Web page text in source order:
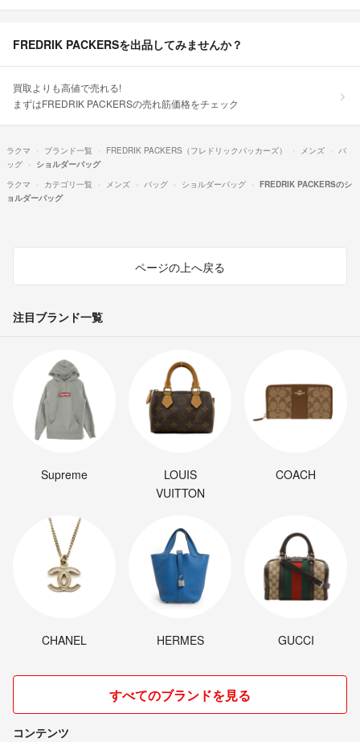
FREDRIK PACKERSを出品してみませんか？
買取よりも高値で売れる!
まずはFREDRIK PACKERSの売れ筋価格をチェック
ラクマ ブランド一覧 FREDRIK PACKERS（フレドリックパッカーズ） メンズ
バ
ッグ
ショルダーバッグ
ラクマ
カテゴリ一覧 メンズ バッグ ショルダーバッグ
FREDRIK PACKERSのシ
ョルダーバッグ
ページの上へ戻る
注目ブランド一覧
Supreme
LOUIS
VUITTON
COACH
CHANEL HERMES GUCCI
すべてのブランドを見る
コンテンツ